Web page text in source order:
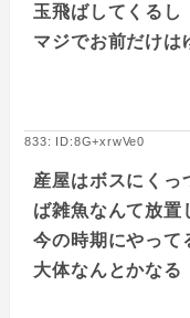
玉飛ばしてくるし
マジでお前だけは
833: ID:8G+xrwVe0
産屋はボスにくっ
ば雑魚なんて放置
今の時期にやって
大体なんとかなる